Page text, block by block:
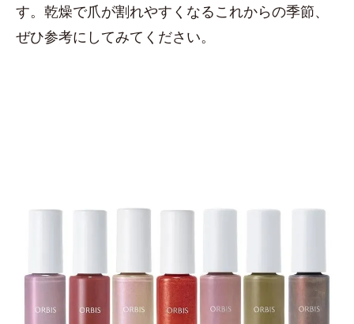
す。乾燥で爪が割れやすくなるこれからの季節、
ぜひ参考にしてみてください。